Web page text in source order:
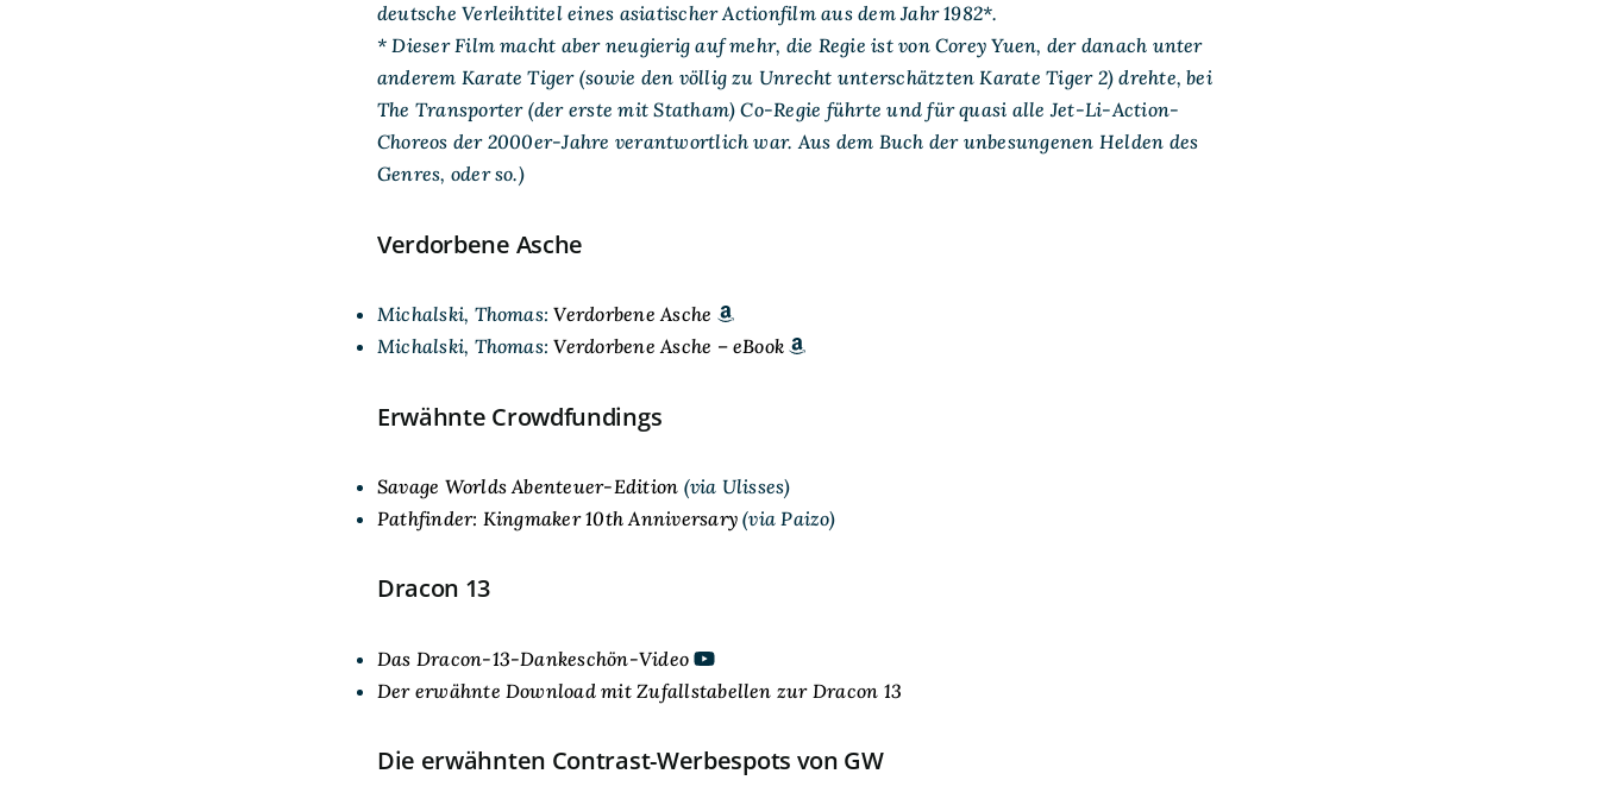
deutsche Verleihtitel eines asiatischer Actionfilm aus dem Jahr 1982*.
* Dieser Film macht aber neugierig auf mehr, die Regie ist von Corey Yuen, der danach unter
anderem Karate Tiger (sowie den völlig zu Unrecht unterschätzten Karate Tiger 2) drehte, bei
The Transporter (der erste mit Statham) Co-Regie führte und für quasi alle Jet-Li-Action-
Choreos der 2000er-Jahre verantwortlich war. Aus dem Buch der unbesungenen Helden des
Genres, oder so.)
Verdorbene Asche
Michalski, Thomas:Verdorbene Asche
Michalski, Thomas:Verdorbene Asche – eBook
Erwähnte Crowdfundings
Savage Worlds Abenteuer-Edition (via Ulisses)
Pathfinder: Kingmaker 10th Anniversary (via Paizo)
Dracon 13
Das Dracon-13-Dankeschön-Video
Der erwähnte Download mit Zufallstabellen zur Dracon 13
Die erwähnten Contrast-Werbespots von GW